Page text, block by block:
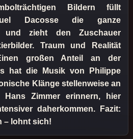
Bildern füllt
Dacosse die ganze
und zieht den Zuschauer
Traum und Realität
großen Anteil an der
hat die Musik von Philippe
Klänge stellenweise an
Zimmer erinnern, hier
daherkommen. Fazit:
– lohnt sich!